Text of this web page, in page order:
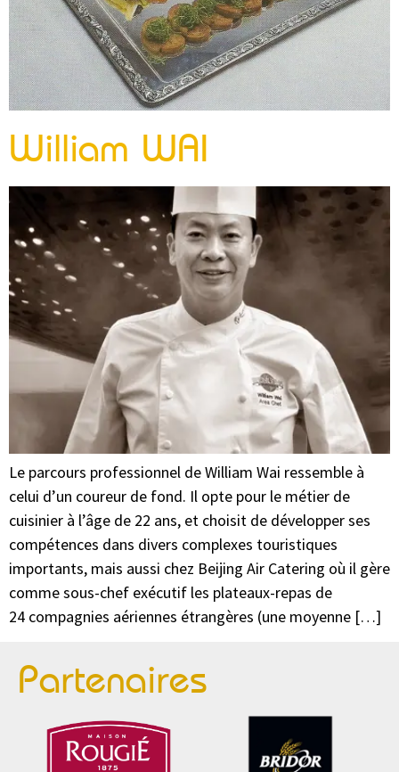
William WAI
Le parcours professionnel de William Wai ressemble à
celui d’un coureur de fond. Il opte pour le métier de
cuisinier à l’âge de 22 ans, et choisit de développer ses
compétences dans divers complexes touristiques
importants, mais aussi chez Beijing Air Catering où il gère
comme sous-chef exécutif les plateaux-repas de
24 compagnies aériennes étrangères (une moyenne […]
Partenaires